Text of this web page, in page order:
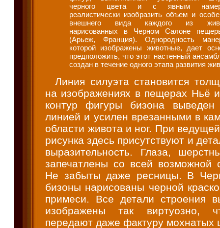
черного цвета и с явным
реалистически изобразить объем и
внешнего вида каждого из
нарисованных в Черном Салоне
(Арьеж, Франция). Однородность
которой изображены животные, дает
предположить, что этот настенный
создан в течение одного этапа развития
Линия силуэта становится
на изображениях в пещерах Ньё
контур фигуры бизона выведен
линией и усилен врезанными в
области живота и ног. При
рисунка здесь присутствуют и
выразительность. Глаза,
запечатлены со всей возможной
Не забыты даже ресницы. В
бизоны нарисованы черной
примеси. Все детали строения
изображены так виртуозно,
передают даже фактуру мохнатых